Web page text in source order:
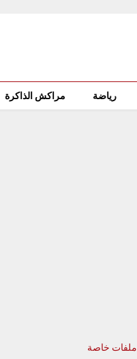
رياضة مراكش الذاكرة
ملفات خاصة